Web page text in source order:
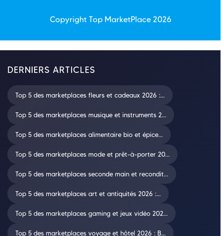
Copyright Top MarketPlace2026
DERNIERS ARTICLES
Top 5 des marketplaces fleurs et cadeaux 2026 :...
Top 5 des marketplaces musique et instruments 2...
Top 5 des marketplaces alimentaire bio et épice...
Top 5 des marketplaces mode et prêt-à-porter 20...
Top 5 des marketplaces seconde main et recondit...
Top 5 des marketplaces art et antiquités 2026 :...
Top 5 des marketplaces gaming et jeux vidéo 202...
Top 5 des marketplaces voyage et hôtel 2026 : B...